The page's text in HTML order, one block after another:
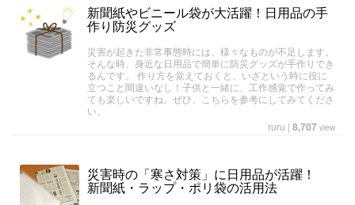
新聞紙やビニール袋が大活躍！日用品の手
作り防災グッズ
災害が起きた非常事態時には、様々なものが不足します。
そんな時、身近な日用品で簡単に防災グッズが手作りでき
るんです。 作り方を覚えておくと、いざという時に役に
立つこと間違いなし！子供と一緒に、工作感覚で作ってみ
ても楽しいですね。ぜひ、こちらを参考にしてみてくださ
い。
ruru | 8,707 view
災害時の「寒さ対策」に日用品が活躍！
新聞紙・ラップ・ポリ袋の活用法